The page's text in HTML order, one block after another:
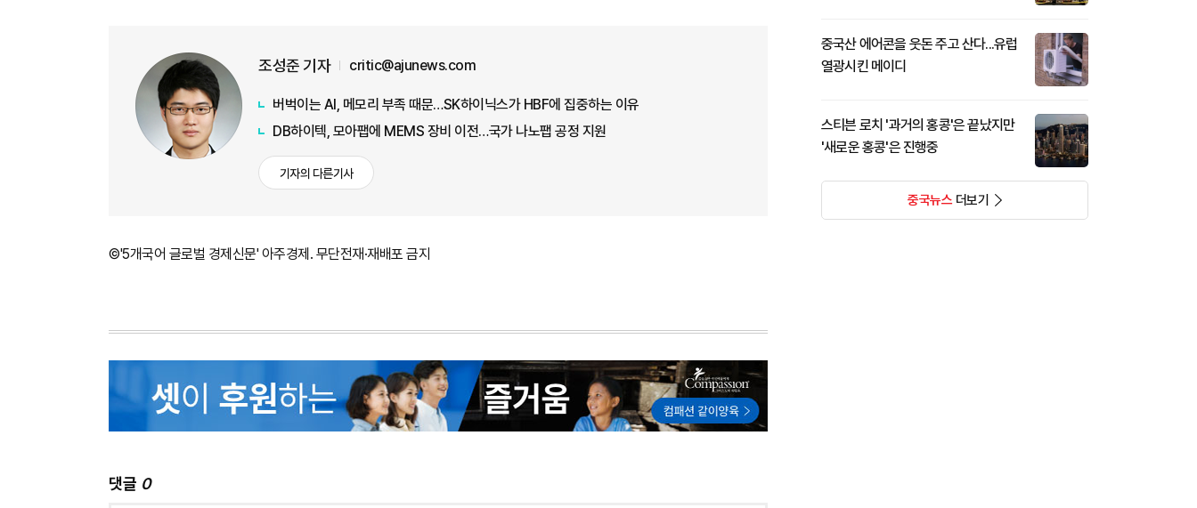
조성준 기자 critic@ajunews.com
버벅이는 AI, 메모리 부족 때문…SK하이닉스가 HBF에 집중하는 이유
DB하이텍, 모아팹에 MEMS 장비 이전…국가 나노팹 공정 지원
기자의 다른기사
©'5개국어 글로벌 경제신문' 아주경제. 무단전재·재배포 금지
댓글 0
중국산 에어콘을 웃돈 주고 산다...유럽
열광시킨 메이디
스티븐 로치 '과거의 홍콩'은 끝났지만
'새로운 홍콩'은 진행중
중국뉴스더보기